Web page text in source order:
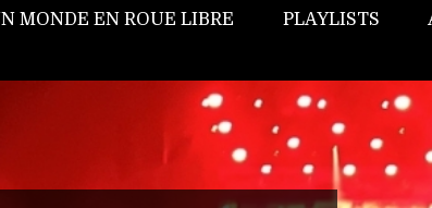
MONDE EN ROUE LIBRE PLAYLISTS